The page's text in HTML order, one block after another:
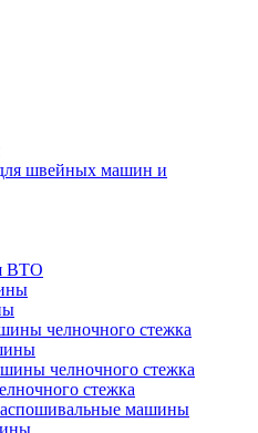
швейных машин и
ВТО
челночного стежка
челночного стежка
стежка
машины